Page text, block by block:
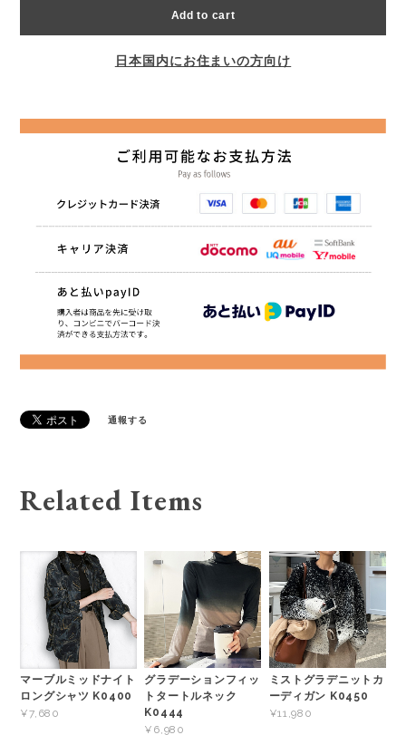
Add to cart
日本国内にお住まいの方向け
通報する
Related Items
マーブルミッドナイト
ロングシャツ K0400
¥7,680
グラデーションフィッ
トタートルネック
K0444
¥6,980
ミストグラデニットカ
ーディガン K0450
¥11,980